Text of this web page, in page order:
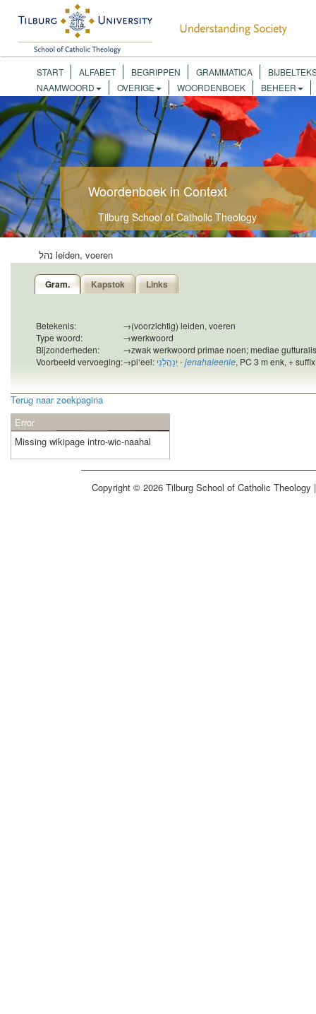
START ALFABET BEGRIPPEN GRAMMATICA
NAAMWOORD
OVERIGE WOORDENBOEK BEHEER
Woordenboek in Context
Tilburg School of Catholic Theology
נהל leiden, voeren
Gram. Kapstok Links
Betekenis: →(voorzichtig) leiden, voeren
Type woord:
→werkwoord
Bijzonderheden:
→zwak werkwoord primae noen; mediae
Voorbeeld vervoeging:→pi‘eel: יְנַהֲלֵנִי -jenahaleenie, PC 3 m enk, +
Terug naar zoekpagina
Error
Missing wikipage intro-wic-naahal
Copyright © 2026 Tilburg School of Catholic Theology